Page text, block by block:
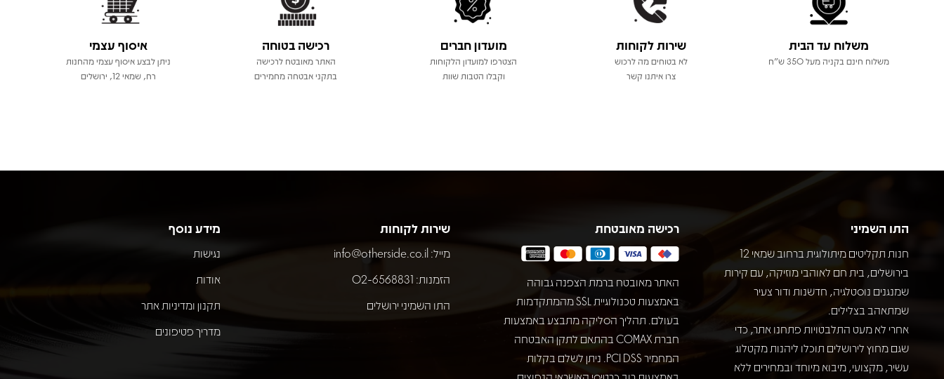
משלוח עד הבית
משלוח חינם בקניה מעל 350 ש"ח
שירות לקוחות
לא בטוחים מה לרכוש
צרו איתנו קשר
מועדון חברים
הצטרפו למועדון הלקוחות
וקבלו הטבות שוות
רכישה בטוחה
האתר מאובטח לרכישה
בתקני אבטחה מחמירים
איסוף עצמי
ניתן לבצע איסוף עצמי מהחנות
רח, שמאי 12, ירושלים
התו השמיני
חנות תקליטים מיתולוגית ברחוב שמאי 12
בירושלים, בית חם לאוהבי מוזיקה, עם קירות
שמנגנים נוסטלגיה, חדשנות ודור צעיר
שמתאהב בצלילים.
אחרי לא מעט התלבטויות פתחנו אתר, כדי
שגם מחוץ לירושלים תוכלו ליהנות מקטלוג
עשיר, מקצועי, מיבוא מיוחד ובמחירים ללא
רכישה מאובטחת
האתר מאובטח ברמת הצפנה גבוהה
באמצעות טכנולוגיית SSL מהמתקדמות
בעולם. תהליך הסליקה מתבצע באמצעות
חברת COMAX בהתאם לתקן האבטחה
המחמיר PCI DSS. ניתן לשלם בקלות
שירות לקוחות
מייל: info@otherside.co.il
הזמנות: 02-6568831
התו השמיני ירושלים
מידע נוסף
נגישות
אודות
תקנון ומדיניות אתר
מדריך פטיפונים